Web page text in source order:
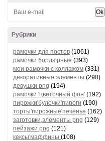
Рубрики
рамочки для постов (1061)
рамочки бордюрные (393)
мои рамочки с коллажом (331)
декоративные элементы (290)
девушки png (194)
рамочки 'цветочный фон' (192)
пирожки'булочки'пироги (190)
торты'пирожные'печенье (162)
заготовки,элементы png (129)
пейзажи png (121)
кексы'маффины (108)